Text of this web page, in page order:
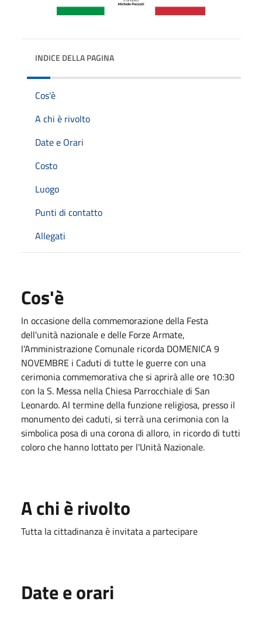
INDICE DELLA PAGINA
Cos'è
A chi è rivolto
Date e Orari
Costo
Luogo
Punti di contatto
Allegati
Cos'è
In occasione della commemorazione della Festa
dell'unità nazionale e delle Forze Armate,
l'Amministrazione Comunale ricorda DOMENICA 9
NOVEMBRE i Caduti di tutte le guerre con una
cerimonia commemorativa che si aprirà alle ore 10:30
con la S. Messa nella Chiesa Parrocchiale di San
Leonardo. Al termine della funzione religiosa, presso il
monumento dei caduti, si terrà una cerimonia con la
simbolica posa di una corona di alloro, in ricordo di tutti
coloro che hanno lottato per l'Unità Nazionale.
A chi è rivolto
Tutta la cittadinanza è invitata a partecipare
Date e orari